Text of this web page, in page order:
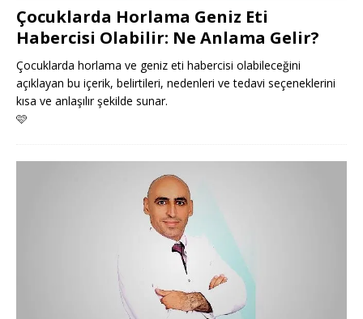
Çocuklarda Horlama Geniz Eti
Habercisi Olabilir: Ne Anlama Gelir?
Çocuklarda horlama ve geniz eti habercisi olabileceğini
açıklayan bu içerik, belirtileri, nedenleri ve tedavi seçeneklerini
kısa ve anlaşılır şekilde sunar.
🩷